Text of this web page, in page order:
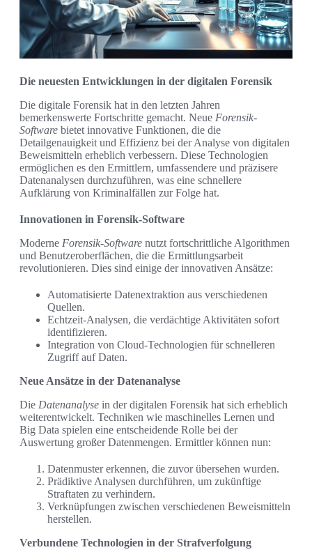
Die neuesten Entwicklungen in der digitalen Forensik
Die digitale Forensik hat in den letzten Jahren
bemerkenswerte Fortschritte gemacht. Neue Forensik-
Software bietet innovative Funktionen, die die
Detailgenauigkeit und Effizienz bei der Analyse von digitalen
Beweismitteln erheblich verbessern. Diese Technologien
ermöglichen es den Ermittlern, umfassendere und präzisere
Datenanalysen durchzuführen, was eine schnellere
Aufklärung von Kriminalfällen zur Folge hat.
Innovationen in Forensik-Software
Moderne Forensik-Software nutzt fortschrittliche Algorithmen
und Benutzeroberflächen, die die Ermittlungsarbeit
revolutionieren. Dies sind einige der innovativen Ansätze:
Automatisierte Datenextraktion aus verschiedenen
Quellen.
Echtzeit-Analysen, die verdächtige Aktivitäten sofort
identifizieren.
Integration von Cloud-Technologien für schnelleren
Zugriff auf Daten.
Neue Ansätze in der Datenanalyse
Die Datenanalyse in der digitalen Forensik hat sich erheblich
weiterentwickelt. Techniken wie maschinelles Lernen und
Big Data spielen eine entscheidende Rolle bei der
Auswertung großer Datenmengen. Ermittler können nun:
Datenmuster erkennen, die zuvor übersehen wurden.
Prädiktive Analysen durchführen, um zukünftige
Straftaten zu verhindern.
Verknüpfungen zwischen verschiedenen Beweismitteln
herstellen.
Verbundene Technologien in der Strafverfolgung